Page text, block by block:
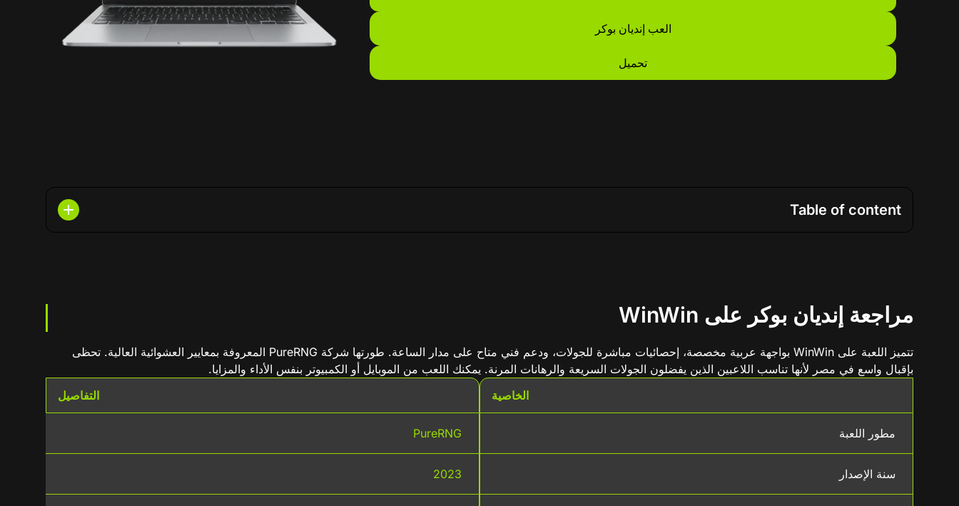
العب إنديان بوكر
تحميل
Table of content
مراجعة إنديان بوكر على WinWin
تتميز اللعبة على WinWin بواجهة عربية مخصصة، إحصائيات مباشرة للجولات، ودعم فني متاح على مدار الساعة. طورتها شركة PureRNG المعروفة بمعايير العشوائية العالية. تحظى
بإقبال واسع في مصر لأنها تناسب اللاعبين الذين يفضلون الجولات السريعة والرهانات المرنة. يمكنك اللعب من الموبايل أو الكمبيوتر بنفس الأداء والمزايا.
الخاصية
التفاصيل
مطور اللعبة PureRNG
سنة الإصدار 2023